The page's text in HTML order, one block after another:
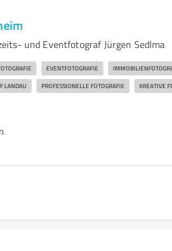
und Eventfotograf Jürgen Sedlma
EVENTFOTOGRAFIE
LANDAU PROFESSIONELLE FOTOGRAFIE KREATIVE